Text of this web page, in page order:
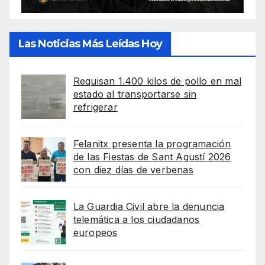
Las Noticias Más Leídas Hoy
Requisan 1.400 kilos de pollo en mal
estado al transportarse sin
refrigerar
Felanitx presenta la programación
de las Fiestas de Sant Agustí 2026
con diez días de verbenas
La Guardia Civil abre la denuncia
telemática a los ciudadanos
europeos